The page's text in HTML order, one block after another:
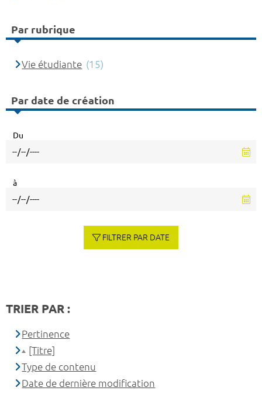
Par rubrique
Vie étudiante (15)
Par date de création
Du
à
FILTRER PAR DATE
TRIER PAR :
Pertinence
[Titre]
Type de contenu
Date de dernière modification